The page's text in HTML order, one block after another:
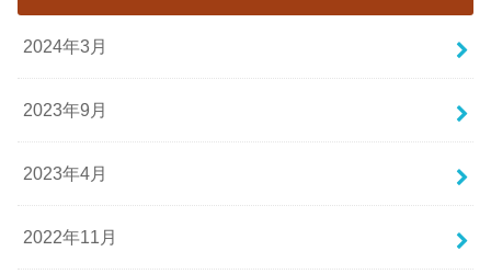
2024年3月
2023年9月
2023年4月
2022年11月